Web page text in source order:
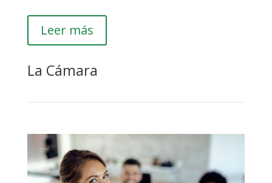
Leer más
La Cámara